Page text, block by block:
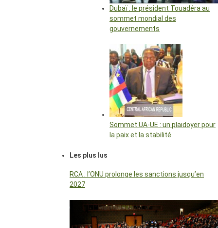
Dubaï : le président Touadéra au
sommet mondial des
gouvernements
Sommet UA-UE : un plaidoyer pour
la paix et la stabilité
Les plus lus
RCA : l’ONU prolonge les sanctions jusqu’en
2027